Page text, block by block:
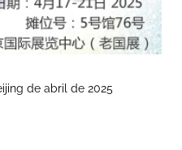
de septiembre de 2024